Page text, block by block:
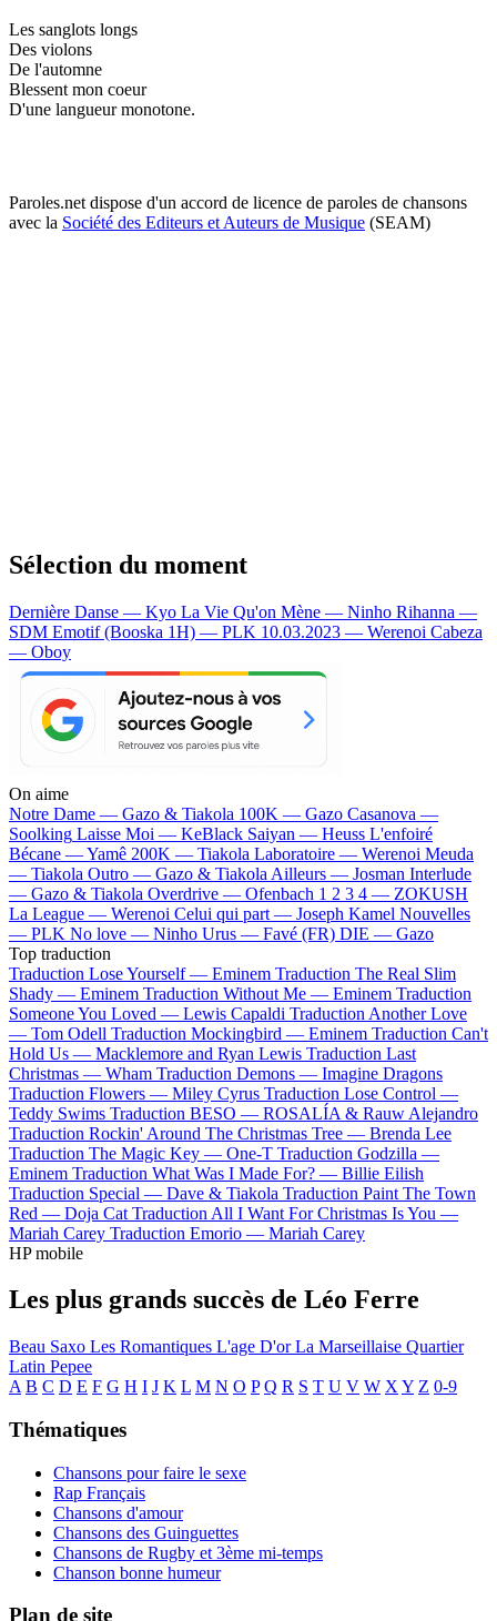
Les sanglots longs
Des violons
De l'automne
Blessent mon coeur
D'une langueur monotone.
Paroles.net dispose d'un accord de licence de paroles de chansons
avec la Société des Editeurs et Auteurs de Musique (SEAM)
Sélection du moment
Dernière Danse — Kyo La Vie Qu'on Mène — Ninho Rihanna —
SDM Emotif (Booska 1H) — PLK 10.03.2023 — Werenoi Cabeza
— Oboy
On aime
Notre Dame — Gazo & Tiakola 100K — Gazo Casanova —
Soolking Laisse Moi — KeBlack Saiyan — Heuss L'enfoiré
Bécane —Yamê 200K — Tiakola Laboratoire — Werenoi Meuda
— Tiakola Outro — Gazo & Tiakola Ailleurs — Josman Interlude
— Gazo & Tiakola Overdrive — Ofenbach 1 2 3 4 — ZOKUSH
La League — Werenoi Celui qui part — Joseph Kamel Nouvelles
— PLK No love — Ninho Urus — Favé (FR) DIE — Gazo
Top traduction
Traduction Lose Yourself — Eminem Traduction The Real Slim
Shady — Eminem Traduction Without Me — Eminem Traduction
Someone You Loved — Lewis Capaldi Traduction Another Love
— Tom Odell Traduction Mockingbird — Eminem Traduction Can't
Hold Us — Macklemore and Ryan Lewis Traduction Last
Christmas — Wham Traduction Demons — Imagine Dragons
Traduction Flowers — Miley Cyrus Traduction Lose Control —
Teddy Swims Traduction BESO — ROSALÍA & Rauw Alejandro
Traduction Rockin' Around The Christmas Tree — Brenda Lee
Traduction The Magic Key — One-T Traduction Godzilla —
Eminem Traduction What Was I Made For? — Billie Eilish
Traduction Special — Dave & Tiakola Traduction Paint The Town
Red — Doja Cat Traduction All I Want For Christmas Is You —
Mariah Carey Traduction Emorio — Mariah Carey
HP mobile
Les plus grands succès de Léo Ferre
Beau Saxo Les Romantiques L'age D'orLa Marseillaise Quartier
Latin Pepee
A B C D E F G H I J K L M N O P Q R S T U V W X Y Z 0-9
Thématiques
Chansons pour faire le sexe
Rap Français
Chansons d'amour
Chansons des Guinguettes
Chansons de Rugby et 3ème mi-temps
Chanson bonne humeur
Plan de site